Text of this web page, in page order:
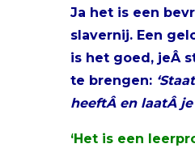
Ja het is een
slavernij. Een
is het goed, jeÂ
te brengen:
heeftÂ en laatÂ
‘Het is een